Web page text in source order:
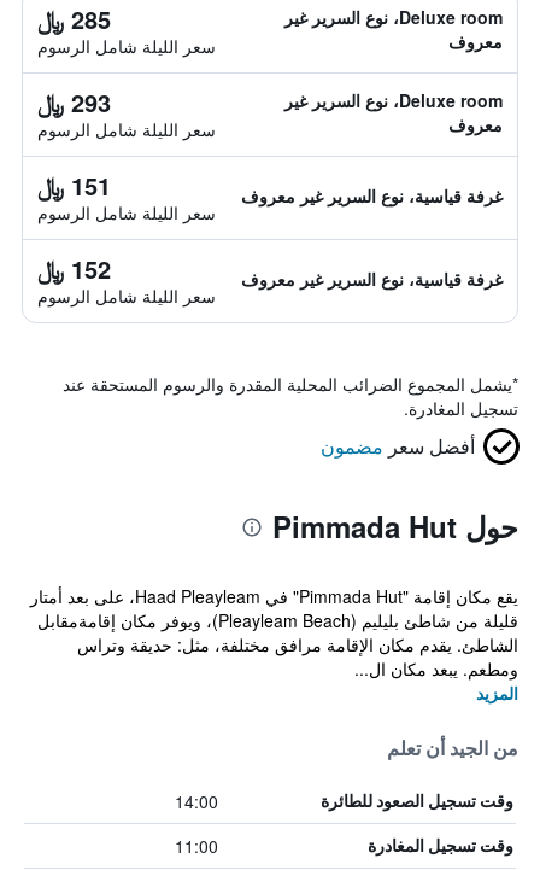
Deluxe room، نوع السرير غير
معروف
285 ﷼
سعر الليلة شامل الرسوم
Deluxe room، نوع السرير غير
معروف
293 ﷼
سعر الليلة شامل الرسوم
غرفة قياسية، نوع السرير غير معروف 151 ﷼
سعر الليلة شامل الرسوم
غرفة قياسية، نوع السرير غير معروف 152 ﷼
سعر الليلة شامل الرسوم
*يشمل المجموع الضرائب المحلية المقدرة والرسوم المستحقة عند
تسجيل المغادرة.
أفضل سعر مضمون
حول Pimmada Hut
يقع مكان إقامة "Pimmada Hut" في Haad Pleayleam، على بعد أمتار
قليلة من شاطئ بليليم (Pleayleam Beach)، ويوفر مكان إقامةمقابل
الشاطئ. يقدم مكان الإقامة مرافق مختلفة، مثل: حديقة وتراس
ومطعم. يبعد مكان ال...
المزيد
من الجيد أن تعلم
وقت تسجيل الصعود للطائرة 14:00
وقت تسجيل المغادرة 11:00